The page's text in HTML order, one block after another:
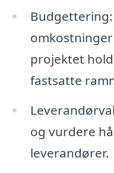
projektet
fastsatte
og vurdere
leverandører.